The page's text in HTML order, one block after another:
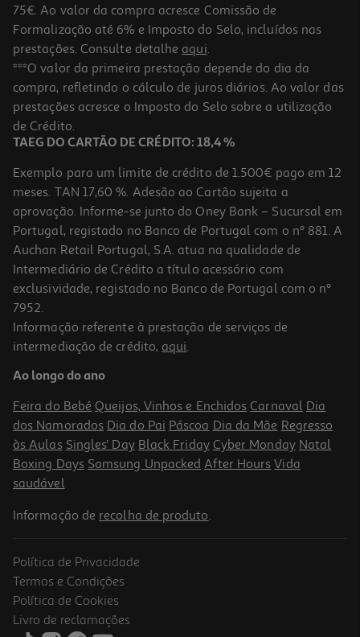
75€. Ao valor da compra acresce Comissão de
Formalização até 6% e Imposto do Selo, incluídos nas
prestações. Consulte detalhe aqui.
***O valor da primeira prestação depende do dia da
compra, refletindo o cálculo de juros diários. Ao valor das
prestações acresce o Imposto do Selo sobre a utilização
de Crédito.
TAEG DO CARTÃO DE CRÉDITO: 18,4 %
Exemplo para um limite de crédito de 1.500€ pago em 12
meses. TAN 17,60 %. Adesão ao Cartão sujeita a
aprovação. Informe-se junto do Oney Bank – Sucursal em
Portugal, registado no Banco de Portugal com o nº 881. A
Auchan Retail Portugal, S.A. atua na qualidade de
Intermediário de Crédito a título acessório com
exclusividade, registado no Banco de Portugal com o nº
7952.
Informação referente à prestação de serviços de
intermediação de crédito, aqui.
Ao longo do ano
Feira do Bebé Queijos, Vinhos e Enchidos Carnaval Dia
dos Namorados Dia do Pai Páscoa Dia da Mãe Regresso
às Aulas Singles' Day Black Friday Cyber Monday Natal
Boxing Days Samsung Unpacked After Hours Vida
saudável
Informação de recolha de produto.
Política de Privacidade
Termos e Condições
Política de Cookies
Livro de reclamações